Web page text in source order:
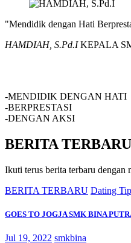
"Mendidik dengan Hati
HAMDIAH, S.Pd.IKEPALA
-MENDIDIK DENGAN HATI
-BERPRESTASI
-DENGAN AKSI
BERITA TERBARU
Ikuti terus berita terbaru
BERITA TERBARU Dating
GOES TO JOGJA SMK BINA
Jul 19, 2022 smkbina